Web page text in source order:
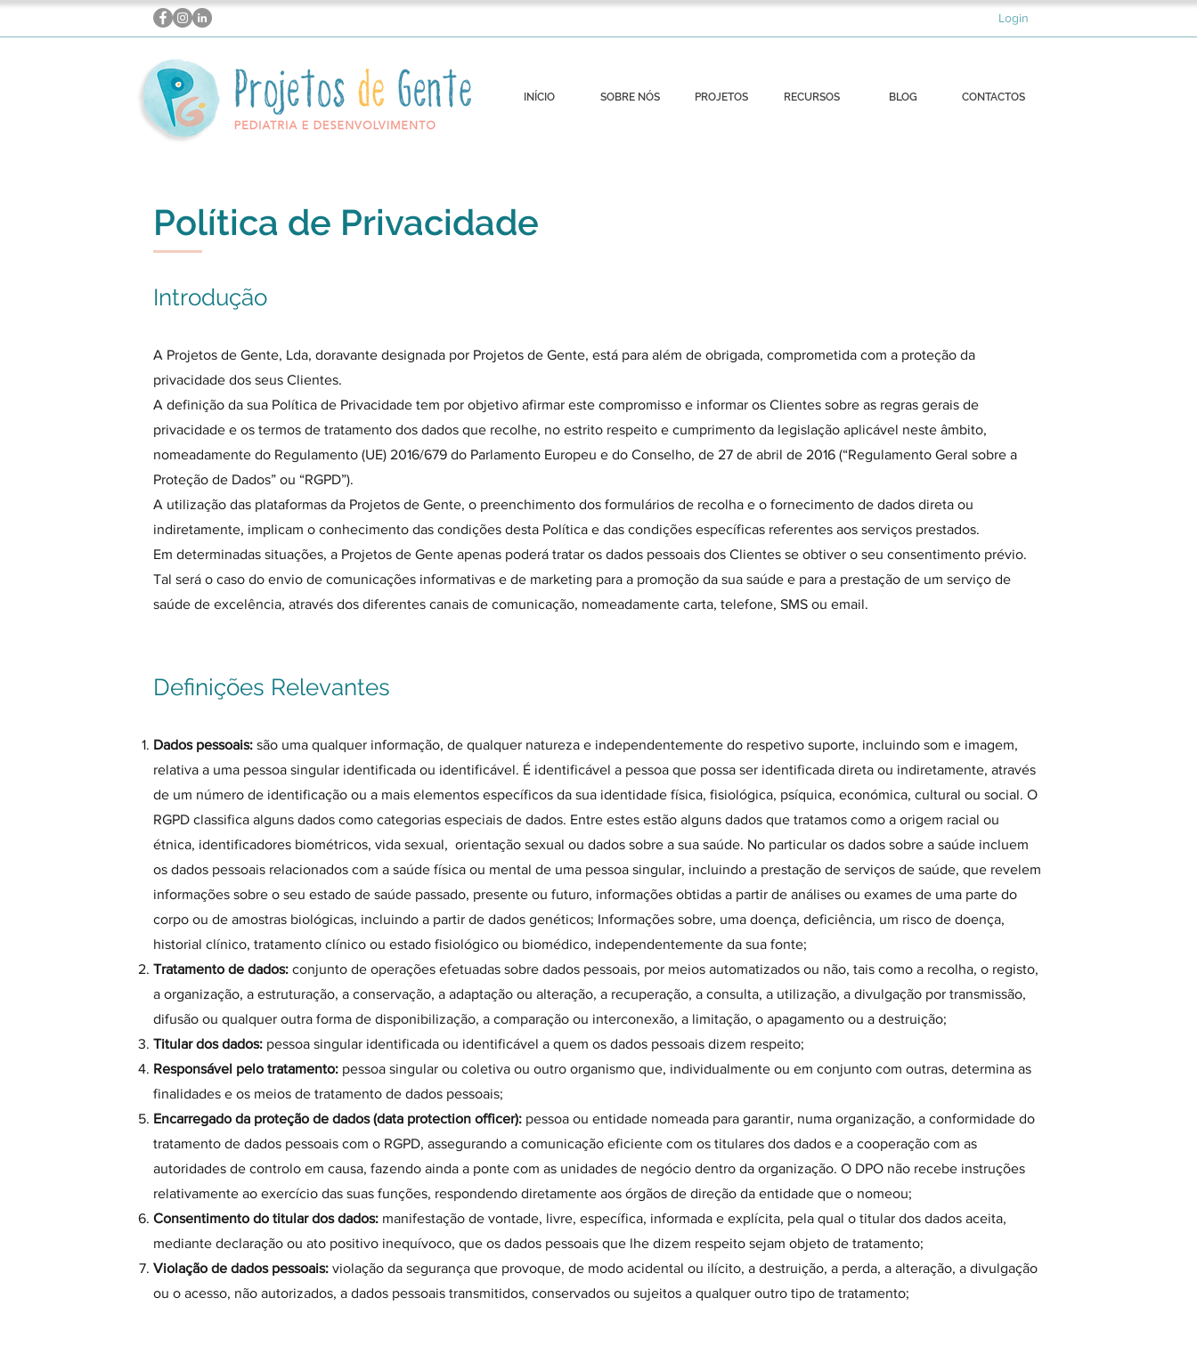
Login
INÍCIO SOBRE NÓS PROJETOS RECURSOS BLOG CONTACTOS
Política de Privacidade
Introdução
A Projetos de Gente, Lda, doravante designada por Projetos de Gente, está para além de obrigada, comprometida com a proteção da
privacidade dos seus Clientes.
A definição da sua Política de Privacidade tem por objetivo afirmar este compromisso e informar os Clientes sobre as regras gerais de
privacidade e os termos de tratamento dos dados que recolhe, no estrito respeito e cumprimento da legislação aplicável neste âmbito,
nomeadamente do Regulamento (UE) 2016/679 do Parlamento Europeu e do Conselho, de 27 de abril de 2016 (“Regulamento Geral sobre a
Proteção de Dados” ou “RGPD”).
A utilização das plataformas da Projetos de Gente, o preenchimento dos formulários de recolha e o fornecimento de dados direta ou
indiretamente, implicam o conhecimento das condições desta Política e das condições específicas referentes aos serviços prestados.
Em determinadas situações, a Projetos de Gente apenas poderá tratar os dados pessoais dos Clientes se obtiver o seu consentimento prévio.
Tal será o caso do envio de comunicações informativas e de marketing para a promoção da sua saúde e para a prestação de um serviço de
saúde de excelência, através dos diferentes canais de comunicação, nomeadamente carta, telefone, SMS ou email.
Definições Relevantes
Dados pessoais: são uma qualquer informação, de qualquer natureza e independentemente do respetivo suporte, incluindo som e imagem,
relativa a uma pessoa singular identificada ou identificável. É identificável a pessoa que possa ser identificada direta ou indiretamente, através
de um número de identificação ou a mais elementos específicos da sua identidade física, fisiológica, psíquica, económica, cultural ou social. O
RGPD classifica alguns dados como categorias especiais de dados. Entre estes estão alguns dados que tratamos como a origem racial ou
étnica, identificadores biométricos, vida sexual, orientação sexual ou dados sobre a sua saúde. No particular os dados sobre a saúde incluem
os dados pessoais relacionados com a saúde física ou mental de uma pessoa singular, incluindo a prestação de serviços de saúde, que revelem
informações sobre o seu estado de saúde passado, presente ou futuro, informações obtidas a partir de análises ou exames de uma parte do
corpo ou de amostras biológicas, incluindo a partir de dados genéticos; Informações sobre, uma doença, deficiência, um risco de doença,
historial clínico, tratamento clínico ou estado fisiológico ou biomédico, independentemente da sua fonte;
Tratamento de dados: conjunto de operações efetuadas sobre dados pessoais, por meios automatizados ou não, tais como a recolha, o registo,
a organização, a estruturação, a conservação, a adaptação ou alteração, a recuperação, a consulta, a utilização, a divulgação por transmissão,
difusão ou qualquer outra forma de disponibilização, a comparação ou interconexão, a limitação, o apagamento ou a destruição;
Titular dos dados: pessoa singular identificada ou identificável a quem os dados pessoais dizem respeito;
Responsável pelo tratamento: pessoa singular ou coletiva ou outro organismo que, individualmente ou em conjunto com outras, determina as
finalidades e os meios de tratamento de dados pessoais;
Encarregado da proteção de dados (data protection officer): pessoa ou entidade nomeada para garantir, numa organização, a conformidade do
tratamento de dados pessoais com o RGPD, assegurando a comunicação eficiente com os titulares dos dados e a cooperação com as
autoridades de controlo em causa, fazendo ainda a ponte com as unidades de negócio dentro da organização. O DPO não recebe instruções
relativamente ao exercício das suas funções, respondendo diretamente aos órgãos de direção da entidade que o nomeou;
Consentimento do titular dos dados: manifestação de vontade, livre, específica, informada e explícita, pela qual o titular dos dados aceita,
mediante declaração ou ato positivo inequívoco, que os dados pessoais que lhe dizem respeito sejam objeto de tratamento;
Violação de dados pessoais: violação da segurança que provoque, de modo acidental ou ilícito, a destruição, a perda, a alteração, a divulgação
ou o acesso, não autorizados, a dados pessoais transmitidos, conservados ou sujeitos a qualquer outro tipo de tratamento;